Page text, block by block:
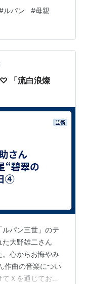
として整理にあ
るという。なん
、先延ばししてい
もかくにも古書往
代りに展示する
全集』が…
ルパン #母親
「流白浪燦
ルパン三世」のテ
大野雄二さん
心からお悔やみ
作曲の音楽につい
Ｘを通じてお知